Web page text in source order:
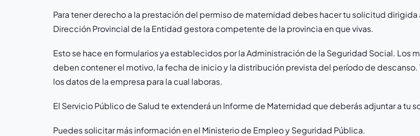
Para tener derecho a la prestación del permiso de maternidad debes hacer tu solicitud dirigida
Dirección Provincial de la Entidad gestora competente de la provincia en que vivas.
Esto se hace en formularios ya establecidos por la Administración de la Seguridad Social. Los
deben contener el motivo, la fecha de inicio y la distribución prevista del período de descanso.
los datos de la empresa para la cual laboras.
El Servicio Público de Salud te extenderá un Informe de Maternidad que deberás adjuntar a tu
Puedes solicitar más información en el Ministerio de Empleo y Seguridad Pública.